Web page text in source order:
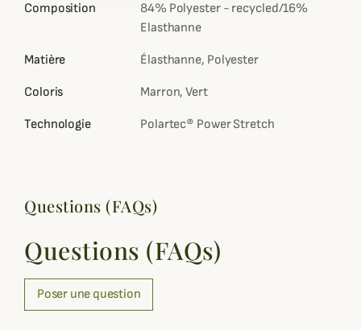
Composition
84% Polyester - recycled/16%
Elasthanne
Matière Élasthanne, Polyester
Coloris Marron, Vert
Technologie Polartec® Power Stretch
Questions (FAQs)
Questions (FAQs)
Poser une question